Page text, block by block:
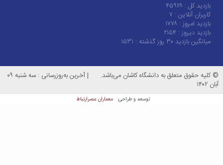
بازدید کل : ۴۵۹۲۸
کاربران آنلاین : ۷
بازدید امروز : ۱۷۷۸
بازدید دیروز : ۲۱۵۴
میانگین بازدید ۳۰ روز گذشته :
۱۵۳۱
© کلیه حقوق متعلق به دانشگاه کاشان می‌باشد. |
آخرین به‌روزرسانی : سه شنبه ۰۹
آبان ۱۴۰۲
توسعه و طراحی: معماران عصر‌ارتباط